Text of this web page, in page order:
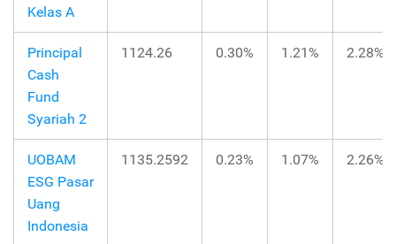
Kelas A
Principal
Cash
Fund
Syariah 2
1124.26 0.30% 1.21% 2.28%
UOBAM
ESG Pasar
Uang
Indonesia
1135.2592 0.23% 1.07% 2.26%